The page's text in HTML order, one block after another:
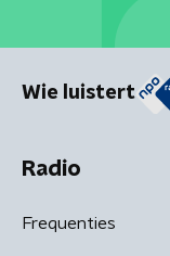
Wie luistert
Radio
Frequenties